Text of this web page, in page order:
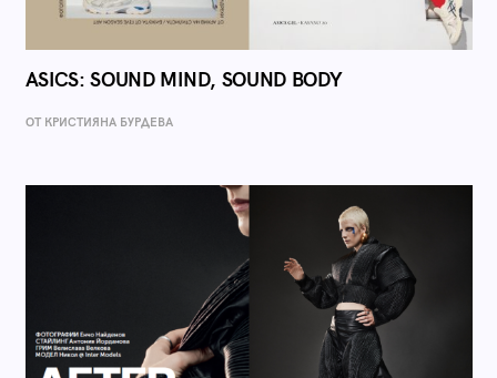
ASICS: SOUND MIND, SOUND BODY
ОТ КРИСТИЯНА БУРДЕВА